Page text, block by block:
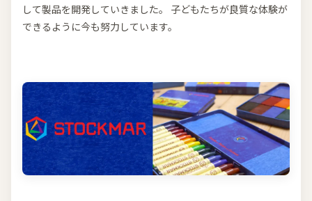
して製品を開発していきました。 子どもたちが良質な体験が
できるように今も努力しています。